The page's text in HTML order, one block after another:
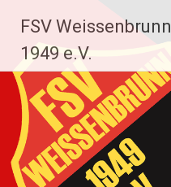
Inhalt
springen
FSV Weissenbrunn
1949 e.V.